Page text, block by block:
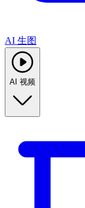
AI 生图
AI 视频